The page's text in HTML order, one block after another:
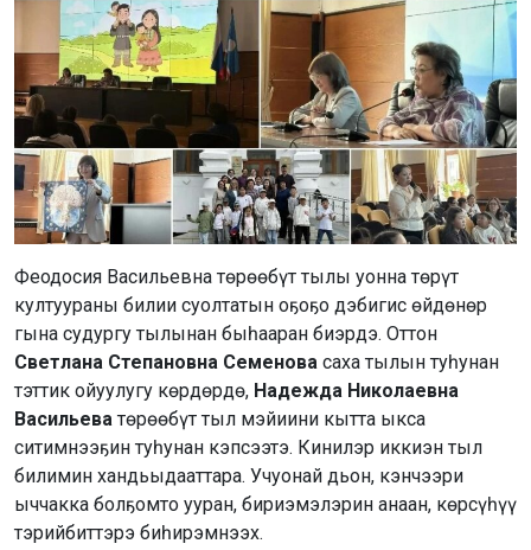
Феодосия Васильевна төрөөбүт тылы уонна төрүт
култуураны билии суолтатын оҕоҕо дэбигис өйдөнөр
гына судургу тылынан быһааран биэрдэ. Оттон
Светлана Степановна Семенова саха тылын туһунан
тэттик ойуулугу көрдөрдө, Надежда Николаевна
Васильева төрөөбүт тыл мэйиини кытта ыкса
ситимнээҕин туһунан кэпсээтэ. Кинилэр иккиэн тыл
билимин хандьыдааттара. Учуонай дьон, кэнчээри
ыччакка болҕомто ууран, бириэмэлэрин анаан, көрсүһүү
тэрийбиттэрэ биһирэмнээх.